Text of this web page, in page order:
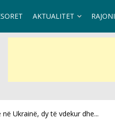
AKTUALITET RAJONI
Ukrainë, dy të vdekur dhe...